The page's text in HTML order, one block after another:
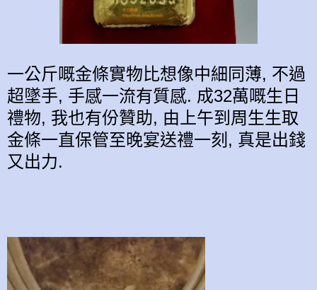
一公斤嘅金條實物比想像中細同薄, 不過
超墜手, 手感一流有質感. 成32萬嘅生日
禮物, 我也有份贊助, 由上午到周生生取
金條一直保管至晚宴送禮一刻, 真是出錢
又出力.